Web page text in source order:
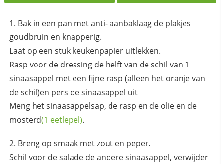
Bak in een pan met anti- aanbaklaag de plakjes
goudbruin en knapperig.
Laat op een stuk keukenpapier uitlekken.
Rasp voor de dressing de helft van de schil van 1
sinaasappel met een fijne rasp (alleen het oranje van
de schil)en pers de sinaasappel uit
Meng het sinaasappelsap, de rasp en de olie en de
mosterd(1 eetlepel).
Breng op smaak met zout en peper.
Schil voor de salade de andere sinaasappel, verwijder